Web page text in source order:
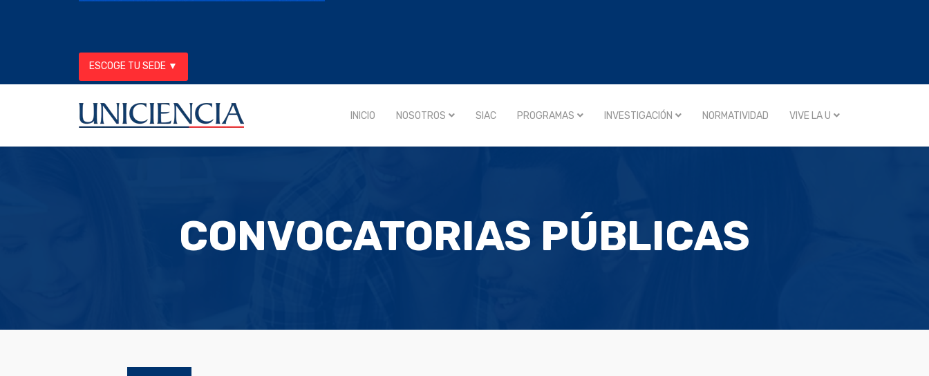
ESCOGE TU SEDE ▼
INICIO NOSOTROS SIAC PROGRAMAS INVESTIGACIÓN NORMATIVIDAD VIVE LA U
CONVOCATORIAS PÚBLICAS